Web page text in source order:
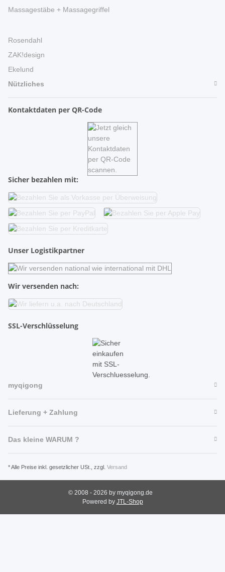
Massagestäbe + Massagegriffel
Rosendahl
ZAK!design
Ekelund
Nützliches
Kontaktdaten per QR-Code
Sicher bezahlen mit:
Unser Logistikpartner
Wir versenden nach:
SSL-Verschlüsselung
myqigong
Lieferung + Zahlung
Das kleine WARUM ?
* Alle Preise inkl. gesetzlicher USt., zzgl. Versand
© 2008 - 2026 by myqigong.de
Powered by JTL-Shop